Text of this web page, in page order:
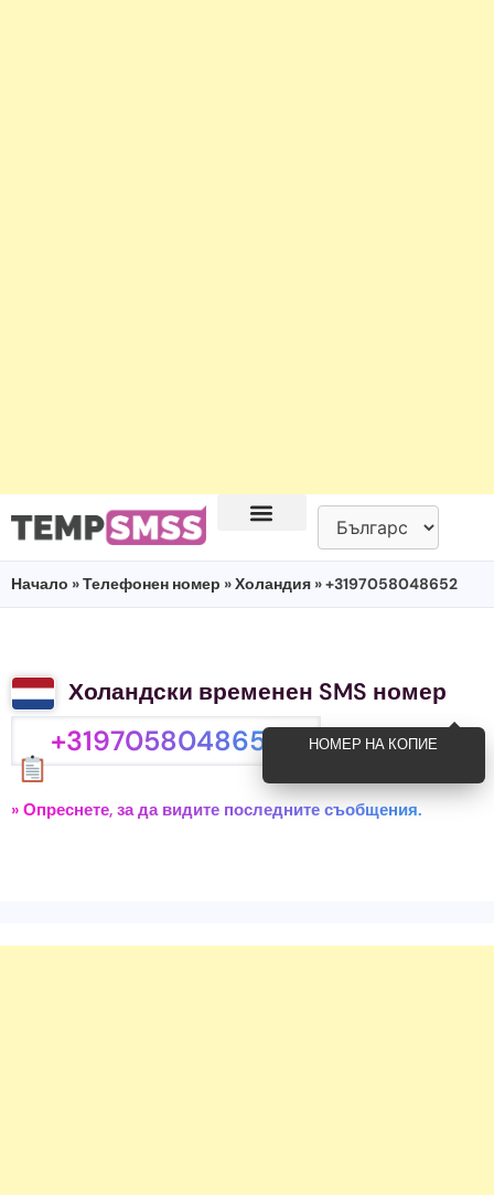
Начало »Телефонен номер »Холандия » +3197058048652
Холандски временен SMS номер
+3197058048652 НОМЕР НА КОПИЕ
» Опреснете, за да видите последните съобщения.